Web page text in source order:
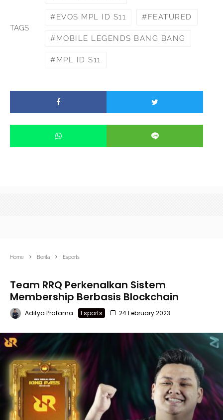
TAGS
EVOS MPL ID S11 FEATURED
MOBILE LEGENDS BANG BANG
MPL ID S11
Home Berita Esports
Team RRQ Perkenalkan Sistem
Membership Berbasis Blockchain
Aditya Pratama Esports 24 February 2023